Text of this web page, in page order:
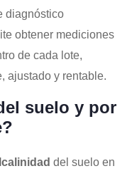
diagnóstico
obtener mediciones
de cada lote,
ajustado y rentable.
suelo y por
del suelo en